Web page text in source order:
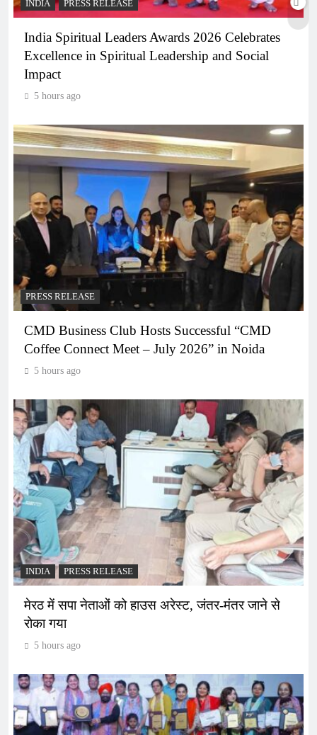
INDIA PRESS RELEASE
India Spiritual Leaders Awards 2026 Celebrates
Excellence in Spiritual Leadership and Social
Impact
5 hours ago
PRESS RELEASE
CMD Business Club Hosts Successful “CMD
Coffee Connect Meet – July 2026” in Noida
5 hours ago
INDIA PRESS RELEASE
मेरठ में सपा नेताओं को हाउस अरेस्ट, जंतर-मंतर जाने से
रोका गया
5 hours ago